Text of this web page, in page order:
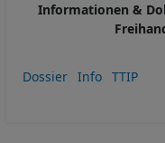
Informationen &
Dossier Info TTIP